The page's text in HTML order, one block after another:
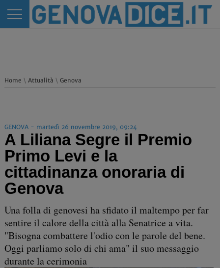
Home \ Attualità \ Genova
GENOVA - martedì 26 novembre 2019, 09:24
A Liliana Segre il Premio
Primo Levi e la
cittadinanza onoraria di
Genova
Una folla di genovesi ha sfidato il maltempo per far
sentire il calore della città alla Senatrice a vita.
"Bisogna combattere l'odio con le parole del bene.
Oggi parliamo solo di chi ama" il suo messaggio
durante la cerimonia